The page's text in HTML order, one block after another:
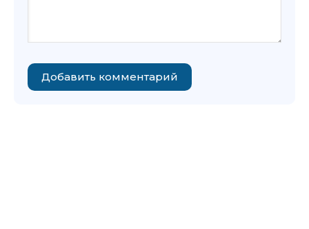
Добавить комментарий